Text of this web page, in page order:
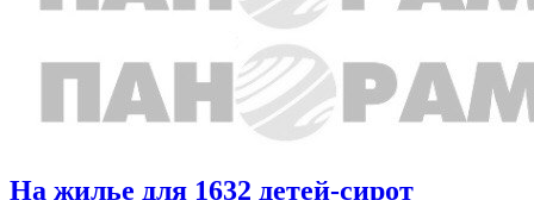
На жилье для 1632 детей-сирот